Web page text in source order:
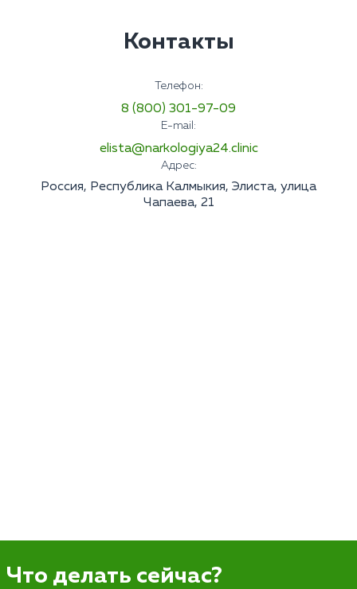
Контакты
Телефон:
8 (800) 301-97-09
E-mail:
elista@narkologiya24.clinic
Адрес:
Россия, Республика Калмыкия, Элиста, улица
Чапаева, 21
Что делать сейчас?